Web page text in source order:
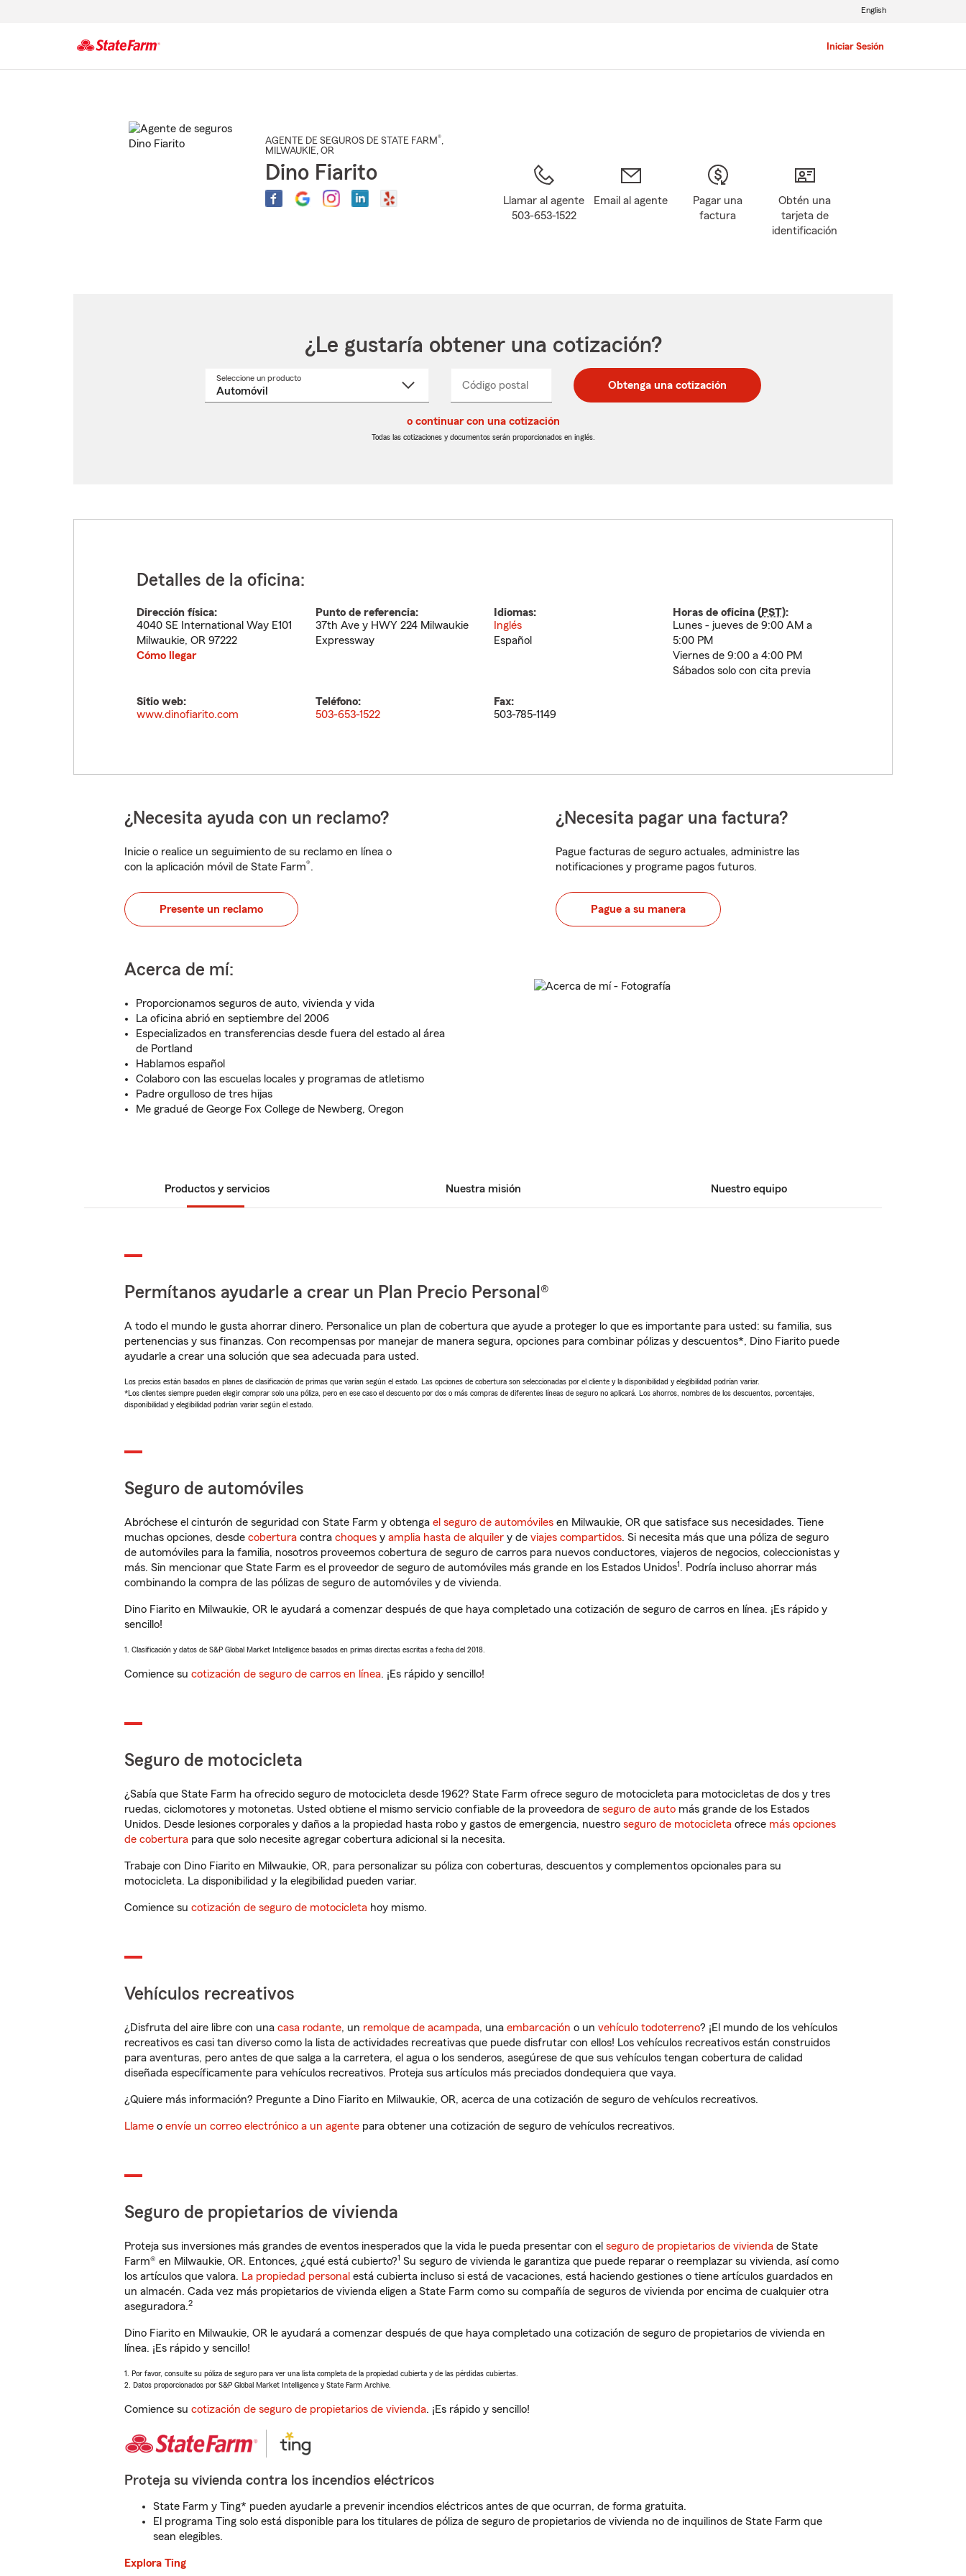
Iniciar Sesión
English
AGENTE DE SEGUROS DE STATE FARM®,
MILWAUKIE, OR
Dino Fiarito
Llamar al agente
503-653-1522
Email al agente
Pagar una
factura
Obtén una
tarjeta de
identificación
¿Le gustaría obtener una cotización?
Seleccione un productoSeleccione
Código postal
postal
de
postal
de
_____ Obtenga una cotización
o continuar con una cotización
Todas las cotizaciones y documentos serán proporcionados en inglés.
Detalles de la oficina:
Dirección física:
4040 SE International Way E101
Milwaukie, OR 97222
Cómo llegar
Punto de referencia:
37th Ave y HWY 224 Milwaukie
Expressway
Idiomas:
Inglés
Español
Horas de oficina (PST):
Lunes - jueves de 9:00 AM a
5:00 PM
Viernes de 9:00 a 4:00 PM
Sábados solo con cita previa
Sitio web:
www.dinofiarito.com
Teléfono:
503-653-1522
Fax:
503-785-1149
¿Necesita ayuda con un reclamo?
Inicie o realice un seguimiento de su reclamo en línea o
con la aplicación móvil de State Farm®.
Presente un reclamo
¿Necesita pagar una factura?
Pague facturas de seguro actuales, administre las
notificaciones y programe pagos futuros.
Pague a su manera
Acerca de mí:
Proporcionamos seguros de auto, vivienda y vida
La oficina abrió en septiembre del 2006
Especializados en transferencias desde fuera del estado al área
de Portland
Hablamos español
Colaboro con las escuelas locales y programas de atletismo
Padre orgulloso de tres hijas
Me gradué de George Fox College de Newberg, Oregon
Productos y servicios Nuestra misión Nuestro equipo
Permítanos ayudarle a crear un Plan Precio Personal®
A todo el mundo le gusta ahorrar dinero. Personalice un plan de cobertura que ayude a proteger lo que es importante para usted: su familia, sus
pertenencias y sus finanzas. Con recompensas por manejar de manera segura, opciones para combinar pólizas y descuentos*, Dino Fiarito puede
ayudarle a crear una solución que sea adecuada para usted.
Los precios están basados en planes de clasificación de primas que varían según el estado. Las opciones de cobertura son seleccionadas por el cliente y la disponibilidad y elegibilidad podrían variar.
*Los clientes siempre pueden elegir comprar solo una póliza, pero en ese caso el descuento por dos o más compras de diferentes líneas de seguro no aplicará. Los ahorros, nombres de los descuentos, porcentajes,
disponibilidad y elegibilidad podrían variar según el estado.
Seguro de automóviles
Abróchese el cinturón de seguridad con State Farm y obtenga el seguro de automóviles en Milwaukie, OR que satisface sus necesidades. Tiene
muchas opciones, desde cobertura contra choques y amplia hasta de alquiler y de viajes compartidos. Si necesita más que una póliza de seguro
de automóviles para la familia, nosotros proveemos cobertura de seguro de carros para nuevos conductores, viajeros de negocios, coleccionistas y
más. Sin mencionar que State Farm es el proveedor de seguro de automóviles más grande en los Estados Unidos1. Podría incluso ahorrar más
combinando la compra de las pólizas de seguro de automóviles y de vivienda.
Dino Fiarito en Milwaukie, OR le ayudará a comenzar después de que haya completado una cotización de seguro de carros en línea. ¡Es rápido y
sencillo!
1. Clasificación y datos de S&P Global Market Intelligence basados en primas directas escritas a fecha del 2018.
Comience su cotización de seguro de carros en línea. ¡Es rápido y sencillo!
Seguro de motocicleta
¿Sabía que State Farm ha ofrecido seguro de motocicleta desde 1962? State Farm ofrece seguro de motocicleta para motocicletas de dos y tres
ruedas, ciclomotores y motonetas. Usted obtiene el mismo servicio confiable de la proveedora de seguro de auto más grande de los Estados
Unidos. Desde lesiones corporales y daños a la propiedad hasta robo y gastos de emergencia, nuestro seguro de motocicleta ofrece más opciones
de cobertura para que solo necesite agregar cobertura adicional si la necesita.
Trabaje con Dino Fiarito en Milwaukie, OR, para personalizar su póliza con coberturas, descuentos y complementos opcionales para su
motocicleta. La disponibilidad y la elegibilidad pueden variar.
Comience su cotización de seguro de motocicleta hoy mismo.
Vehículos recreativos
¿Disfruta del aire libre con una casa rodante, un remolque de acampada, una embarcación o un vehículo todoterreno? ¡El mundo de los vehículos
recreativos es casi tan diverso como la lista de actividades recreativas que puede disfrutar con ellos! Los vehículos recreativos están construidos
para aventuras, pero antes de que salga a la carretera, el agua o los senderos, asegúrese de que sus vehículos tengan cobertura de calidad
diseñada específicamente para vehículos recreativos. Proteja sus artículos más preciados dondequiera que vaya.
¿Quiere más información? Pregunte a Dino Fiarito en Milwaukie, OR, acerca de una cotización de seguro de vehículos recreativos.
Llame o envíe un correo electrónico a un agente para obtener una cotización de seguro de vehículos recreativos.
Seguro de propietarios de vivienda
Proteja sus inversiones más grandes de eventos inesperados que la vida le pueda presentar con el seguro de propietarios de vivienda de State
Farm® en Milwaukie, OR. Entonces, ¿qué está cubierto?1 Su seguro de vivienda le garantiza que puede reparar o reemplazar su vivienda, así como
los artículos que valora. La propiedad personal está cubierta incluso si está de vacaciones, está haciendo gestiones o tiene artículos guardados en
un almacén. Cada vez más propietarios de vivienda eligen a State Farm como su compañía de seguros de vivienda por encima de cualquier otra
aseguradora.2
Dino Fiarito en Milwaukie, OR le ayudará a comenzar después de que haya completado una cotización de seguro de propietarios de vivienda en
línea. ¡Es rápido y sencillo!
1. Por favor, consulte su póliza de seguro para ver una lista completa de la propiedad cubierta y de las pérdidas cubiertas.
2. Datos proporcionados por S&P Global Market Intelligence y State Farm Archive.
Comience su cotización de seguro de propietarios de vivienda. ¡Es rápido y sencillo!
Proteja su vivienda contra los incendios eléctricos
State Farm y Ting* pueden ayudarle a prevenir incendios eléctricos antes de que ocurran, de forma gratuita.
El programa Ting solo está disponible para los titulares de póliza de seguro de propietarios de vivienda no de inquilinos de State Farm que
sean elegibles.
Explora Ting